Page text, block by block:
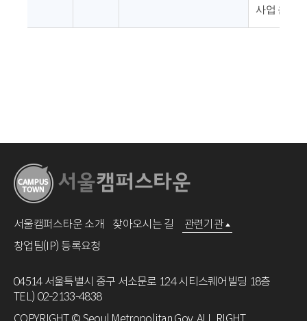
사업 운영
서울캠퍼스타운 소개 찾아오시는 길
관련기관
창업팀(IP) 등록요청
04514 서울특별시 중구 서소문로 124 시티스퀘어빌딩 18층
TEL) 02-2133-4838